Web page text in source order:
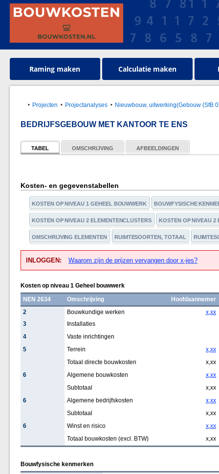
Raming maken Calculatie maken
Projecten Projectanalyses Nieuwbouw, uitwerking(Gebouw (SfB
BEDRIJFSGEBOUW MET KANTOOR TE ENS
TABEL OMSCHRIJVING AFBEELDINGEN
Kosten- en gegevenstabellen
KOSTEN OP NIVEAU 1 GEHEEL BOUWWERK BOUWFYSISCHE
KOSTEN OP NIVEAU 2 ELEMENTENCLUSTERS KOSTEN OP NIVEAU 2
OMSCHRIJVING ELEMENTEN RUIMTESOORTEN, TOTAAL
INLOGGEN: Waarom zijn de prijzen vervangen door x-jes?
Kosten op niveau 1 Geheel bouwwerk
NEN 2634
Omschrijving
Hoofdaannemer
2
Bouwkundige werken
x,xx
3
Installaties
4
Vaste inrichtingen
5
Terrein
x,xx
Totaal directe bouwkosten
x,xx
6
Algemene bouwkosten
x,xx
Subtotaal
x,xx
6
Algemene bedrijfskosten
x,xx
Subtotaal
x,xx
6
Winst en risico
x,xx
Totaal bouwkosten (excl. BTW)
x,xx
Bouwfysische kenmerken